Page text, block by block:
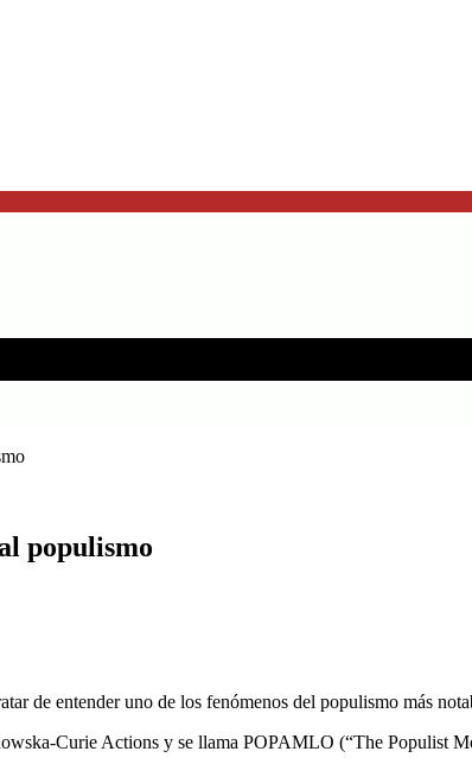
populismo
de entender uno de los fenómenos del populismo más
Curie Actions y se llama POPAMLO (“The Populist